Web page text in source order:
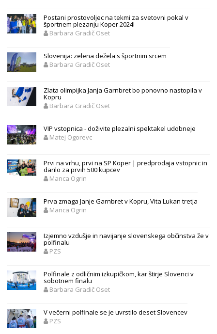
Postani prostovoljec na tekmi za svetovni pokal v
športnem plezanju Koper 2024!
Barbara Gradič Oset
Slovenija: zelena dežela s športnim srcem
Barbara Gradič Oset
Zlata olimpijka Janja Garnbret bo ponovno nastopila v
Kopru
Barbara Gradič Oset
VIP vstopnica - doživite plezalni spektakel udobneje
Matej Ogorevc
Prvi na vrhu, prvi na SP Koper | predprodaja vstopnic in
darilo za prvih 500 kupcev
Manca Ogrin
Prva zmaga Janje Garnbret v Kopru, Vita Lukan tretja
Manca Ogrin
Izjemno vzdušje in navijanje slovenskega občinstva že v
polfinalu
PZS
Polfinale z odličnim izkupičkom, kar štirje Slovenci v
sobotnem finalu
Barbara Gradič Oset
V večerni polfinale se je uvrstilo deset Slovencev
PZS